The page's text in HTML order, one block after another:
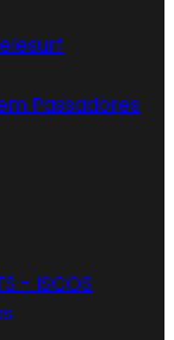
Passadores
- ISCOS